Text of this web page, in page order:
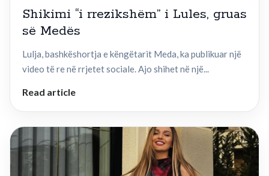
Shikimi “i rrezikshëm” i Lules, gruas
së Medës
Lulja, bashkëshortja e këngëtarit Meda, ka publikuar një
video të re në rrjetet sociale. Ajo shihet në një...
Read article